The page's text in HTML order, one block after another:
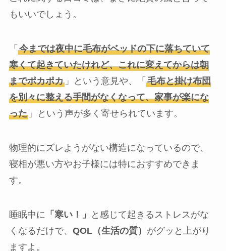
もいいでしょう。
「 今までは夜中に毛布がベッドの下に落ちていて
寒くて起きていたけれど、これに変えてからは朝
までポカポカ」という意見や、「 毛布と掛け布団
を別々に整える手間がなくなって、家事が楽にな
った」という声が多く寄せられています。
物理的にズレようがない構造になっているので、
寝相が悪い方やお子様には特におすすめできま
す。
睡眠中に 「寒い！」
と感じて起きるストレスがな
くなるだけで、 QOL（生活の質） がグッと上がり
ますよ。